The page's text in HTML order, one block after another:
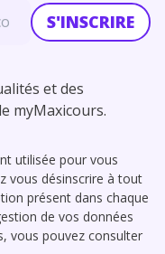
S'INSCRIRE
et des
myMaxicours.
utilisée pour vous
vous désinscrire à tout
présent dans chaque
de vos données
vous pouvez consulter